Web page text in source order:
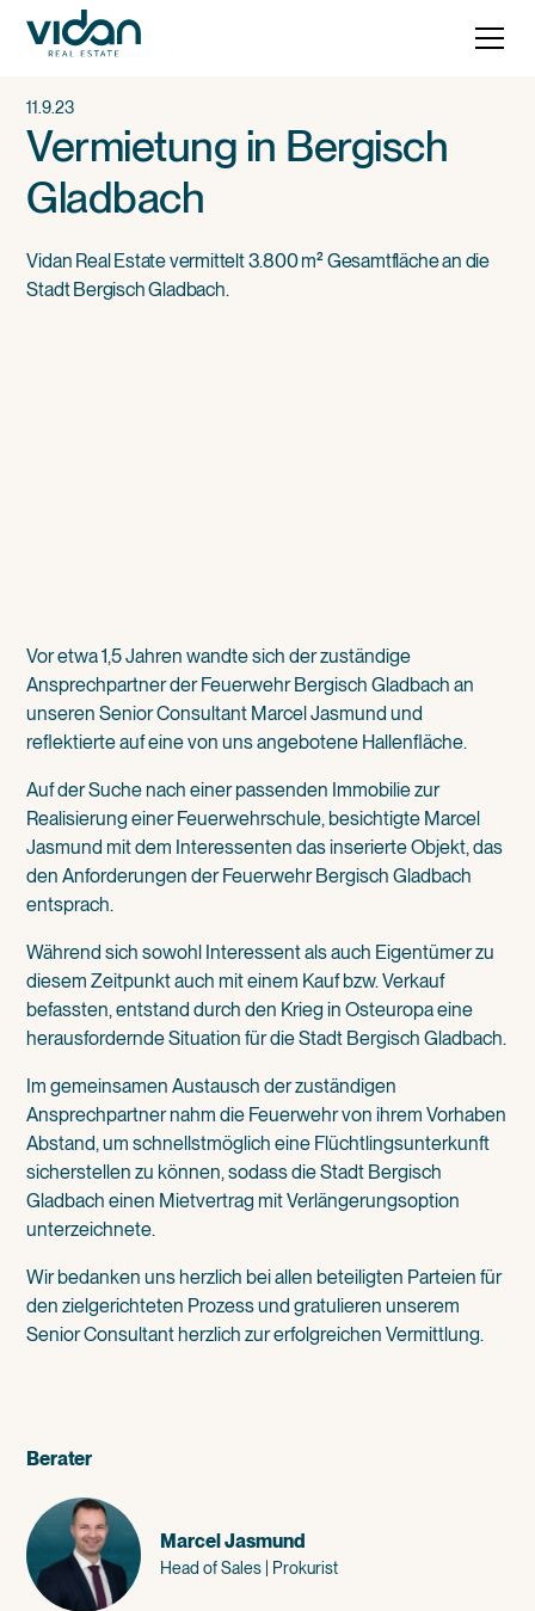
11.9.23
Vermietung in Bergisch
Gladbach
Vidan Real Estate vermittelt 3.800 m² Gesamtfläche an die
Stadt Bergisch Gladbach.
Berater
Marcel Jasmund
Head of Sales | Prokurist
Vor etwa 1,5 Jahren wandte sich der zuständige
Ansprechpartner der Feuerwehr Bergisch Gladbach an
unseren Senior Consultant Marcel Jasmundund
reflektierte auf eine von uns angebotene Hallenfläche.‌
Auf der Suche nach einer passenden Immobilie zur
Realisierung einer Feuerwehrschule, besichtigte Marcel
Jasmund mit dem Interessenten das inserierte Objekt, das
den Anforderungen der Feuerwehr Bergisch Gladbach
entsprach.‌
Während sich sowohl Interessent als auch Eigentümer zu
diesem Zeitpunkt auch mit einem Kauf bzw. Verkauf
befassten, entstand durch den Krieg in Osteuropa eine
herausfordernde Situation für die Stadt Bergisch Gladbach.‌
Im gemeinsamen Austausch der zuständigen
Ansprechpartner nahm die Feuerwehr von ihrem Vorhaben
Abstand, um schnellstmöglich eine Flüchtlingsunterkunft
sicherstellen zu können, sodass die Stadt Bergisch
Gladbach einen Mietvertrag mit Verlängerungsoption
unterzeichnete.
Wir bedanken uns herzlich bei allen beteiligten Parteien für
den zielgerichteten Prozess und gratulieren unserem
Senior Consultant herzlich zur erfolgreichen Vermittlung.